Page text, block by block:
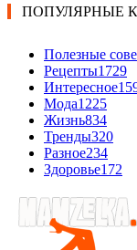
ПОПУЛЯРНЫЕ
Полезные
Рецепты1729
Интересное
Мода1225
Жизнь834
Тренды320
Разное234
Здоровье172